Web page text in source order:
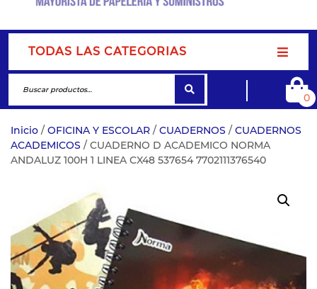
TODAS LAS CATEGORIAS
0
Inicio / OFICINA Y ESCOLAR / CUADERNOS / CUADERNOS
ACADEMICOS / CUADERNO D ACADEMICO NORMA
ANDALUZ 100H 1 LINEA CX48 537654 7702111376540